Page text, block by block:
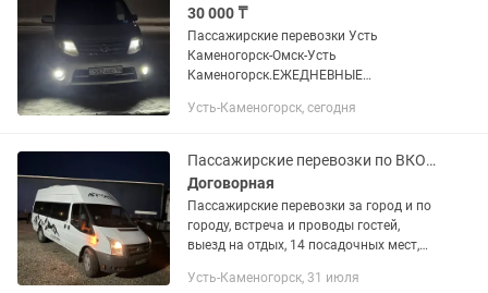
30 000 ₸
Пассажирские перевозки Усть
Каменогорск-Омск-Усть
Каменогорск.ЕЖЕДНЕВНЫЕ
сфере на протяжении 10лет
легковые авто. Посылки,...
Усть-Каменогорск, сегодня
Пассажирские перевозки по ВКО и Казахстану
Договорная
Пассажирские перевозки за город и по
городу, встреча и проводы гостей,
выезд на отдых, 14 посадочных мест,
отдельно установлены кондиционер и
Усть-Каменогорск, 31 июля